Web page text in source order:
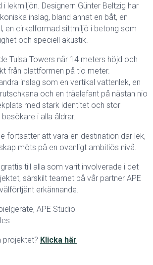
lekmiljön. Designern Günter Beltzig har
inslag, bland annat en båt, en
en cirkelformad sittmiljö i betong som
och speciell akustik.
Tulsa Towers når 14 meters höjd och
från plattformen på tio meter.
inslag som en vertikal vattenlek, en
och en träelefant på nästan nio
med stark identitet och stor
i alla åldrar.
fortsätter att vara en destination där lek,
möts på en ovanligt ambitiös nivå.
till alla som varit involverade i det
särskilt teamet på vår partner APE
erkännande.
APE Studio
projektet? Klicka här